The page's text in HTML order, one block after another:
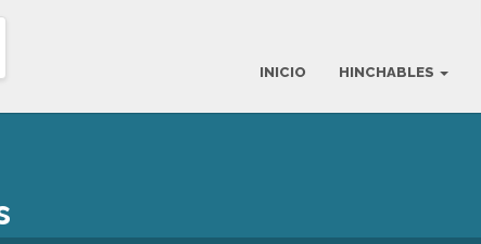
INICIO HINCHABLES